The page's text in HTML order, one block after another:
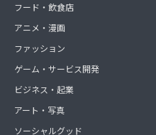
フード・飲食店
アニメ・漫画
ファッション
ゲーム・サービス開発
ビジネス・起業
アート・写真
ソーシャルグッド